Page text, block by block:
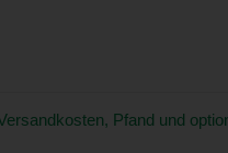
Pfand und